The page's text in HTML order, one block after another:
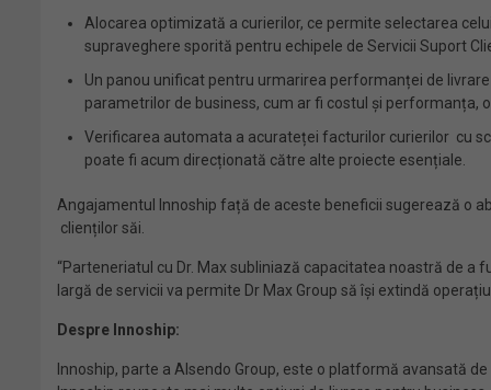
Alocarea optimizată a curierilor, ce permite selectarea
supraveghere sporită pentru echipele de Servicii Suport
Un panou unificat pentru urmarirea performanței de
parametrilor de business, cum ar fi costul și performanța,
Verificarea automata a acurateței facturilor curierilor cu
poate fi acum direcționată către alte proiecte esențiale.
Angajamentul Innoship față de aceste beneficii sugerează o
clienților săi.
“Parteneriatul cu Dr. Max subliniază capacitatea noastră de
largă de servicii va permite Dr Max Group să își extindă
Despre Innoship:
Innoship, parte a Alsendo Group, este o platformă avansată